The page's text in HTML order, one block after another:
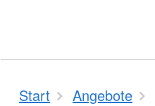
Start Angebote